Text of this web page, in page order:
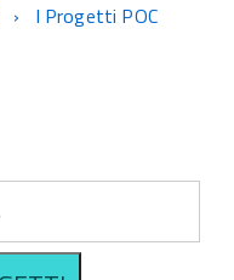
I Progetti POC